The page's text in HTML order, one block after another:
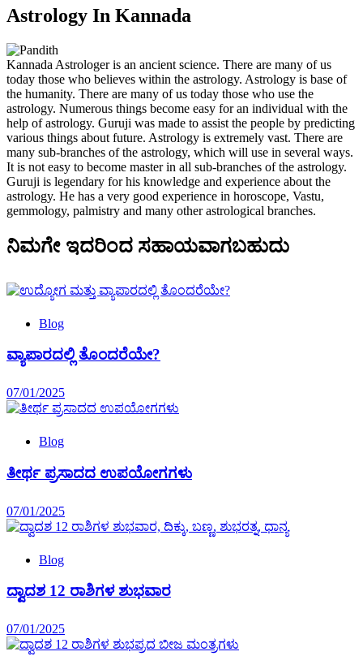
Astrology In Kannada
Kannada Astrologer is an ancient science. There are many of us
today those who believes within the astrology. Astrology is base of
the humanity. There are many of us today those who use the
astrology. Numerous things become easy for an individual with the
help of astrology. Guruji was made to assist the people by predicting
various things about future. Astrology is extremely vast. There are
many sub-branches of the astrology, which will use in several ways.
It is not easy to become master in all sub-branches of the astrology.
Guruji is legendary for his knowledge and experience about the
astrology. He has a very good experience in horoscope, Vastu,
gemmology, palmistry and many other astrological branches.
ನಿಮಗೇ ಇದರಿಂದ ಸಹಾಯವಾಗಬಹುದು
Blog
ವ್ಯಾಪಾರದಲ್ಲಿ ತೊಂದರೆಯೇ?
07/01/2025
Blog
ತೀರ್ಥ ಪ್ರಸಾದದ ಉಪಯೋಗಗಳು
07/01/2025
Blog
ದ್ವಾದಶ 12 ರಾಶಿಗಳ ಶುಭವಾರ
07/01/2025